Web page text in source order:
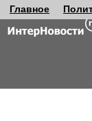
Главное